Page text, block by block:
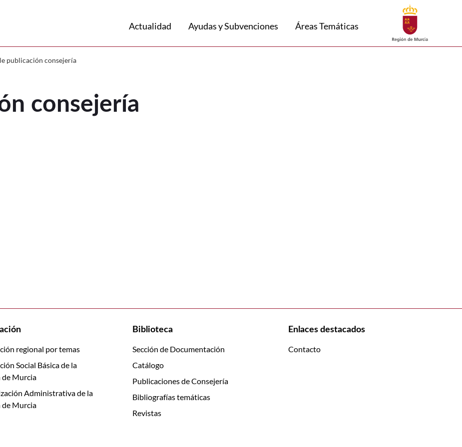
consejería Actualidad Ayudas y Subvenciones Áreas Temáticas Buscar
publicación consejería
consejería
regional por temas
Social Básica de la
de Murcia
Administrativa de la
de Murcia
Biblioteca
Sección de Documentación
Catálogo
Publicaciones de Consejería
Bibliografías temáticas
Revistas
Enlaces destacados
Contacto